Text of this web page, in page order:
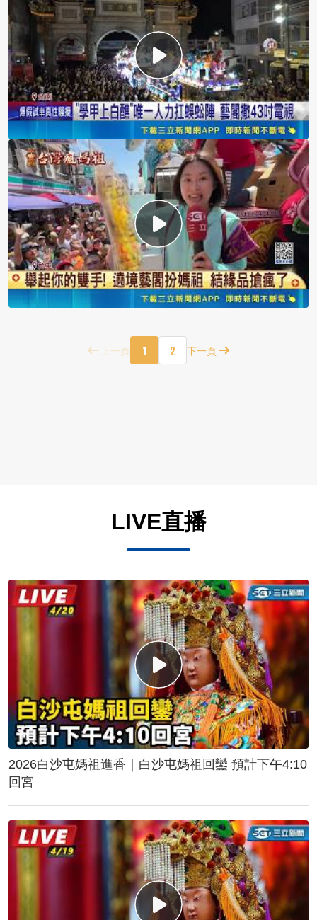
上一頁 1 2 下一頁
LIVE直播
2026白沙屯媽祖進香｜白沙屯媽祖回鑾 預計下午4:10
回宮